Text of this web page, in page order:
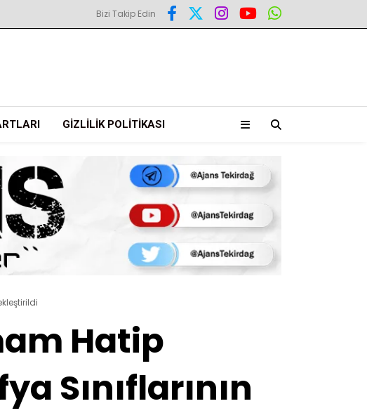
Bizi Takip Edin
GIZLILIK POLITIKASI
Hatip
Sınıflarının